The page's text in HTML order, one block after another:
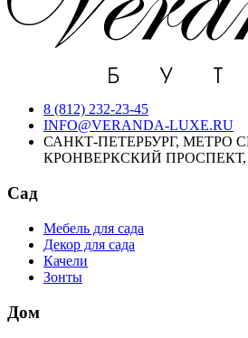
8 (812) 232-23-45
INFO@VERANDA-LUXE.RU
САНКТ-ПЕТЕРБУРГ, МЕТРО
КРОНВЕРКСКИЙ ПРОСПЕКТ,
Сад
Мебель для сада
Декор для сада
Качели
Зонты
Дом